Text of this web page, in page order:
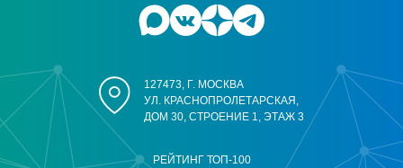
РЕЙТИНГ ТОП-100
127473, Г. МОСКВА
УЛ. КРАСНОПРОЛЕТАРСКАЯ,
ДОМ 30, СТРОЕНИЕ 1, ЭТАЖ 3